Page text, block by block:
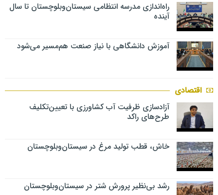
راه‌اندازی مدرسه انتظامی سیستان‌وبلوچستان تا سال
آینده
آموزش دانشگاهی با نیاز صنعت هم‌مسیر می‌شود
اقتصادی
آزادسازی ظرفیت آب کشاورزی با تعیین‌تکلیف
طرح‌های راکد
خاش، قطب تولید مرغ در سیستان‌وبلوچستان
رشد بی‌نظیر پرورش شتر در سیستان‌وبلوچستان